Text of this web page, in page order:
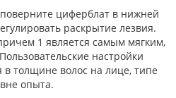
циферблат в нижней
раскрытие лезвия.
1 является самым мягким,
настройки
в толщине волос на лице, типе
опыта.